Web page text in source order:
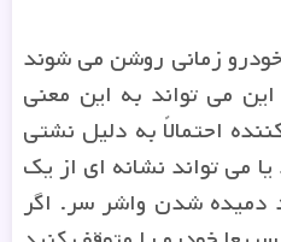
زمانی روشن می شوند
می تواند به این معنی
احتمالاً به دلیل نشتی
می تواند نشانه ای از یک
دمیده شدن واشر سر. اگر